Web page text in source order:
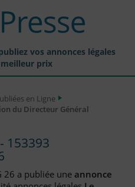
vos annonces légales
prix
Légales
d'Annonces Légales
en Ligne
du Directeur Général
153393
26 a publiée une annonce